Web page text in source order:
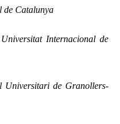
de Catalunya
Internacional de
Universitari de Granollers-